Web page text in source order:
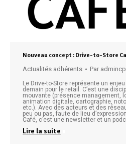
Nouveau concept : Drive-to-Store
Actualités adhérents Par
Le Drive-to-Store représente un enjeu
demain pour le retail. C’est une
mouvante (présence management,
animation digitale, cartographie,
etc.). Avec des acteurs et des
peu ou pas, faute de lieu
Café, c’est une newsletter et un
Lire la suite